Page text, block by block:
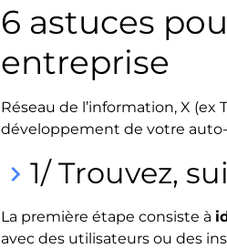
6 astuces
entreprise
Réseau de l’information, X
développement de votre auto-
keyboard_arrow_right1/ Trouvez,
La première étape consiste à
avec des utilisateurs ou des